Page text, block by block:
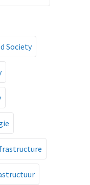
Society